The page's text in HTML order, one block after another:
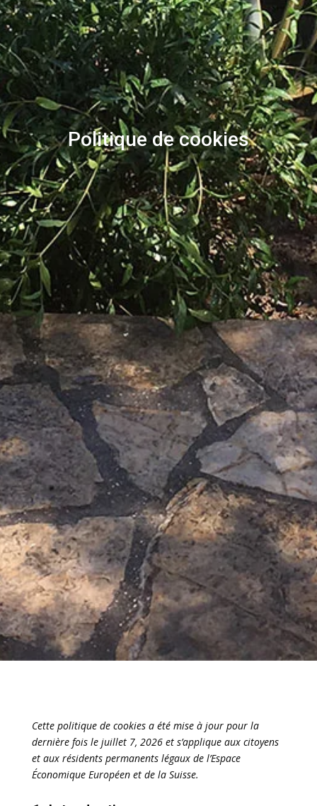
Politique de cookies
Cette politique de cookies a été mise à jour pour la
dernière fois le juillet 7, 2026 et s’applique aux citoyens
et aux résidents permanents légaux de l’Espace
Économique Européen et de la Suisse.